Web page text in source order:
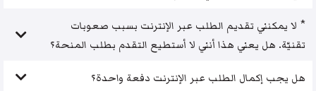
* لا يمكنني تقديم الطلب عبر الإنترنت بسبب صعوبات
تقنيّة. هل يعني هذا أنني لا أستطيع التقدم بطلب المنحة؟
هل يجب إكمال الطلب عبر الإنترنت دفعة واحدة؟